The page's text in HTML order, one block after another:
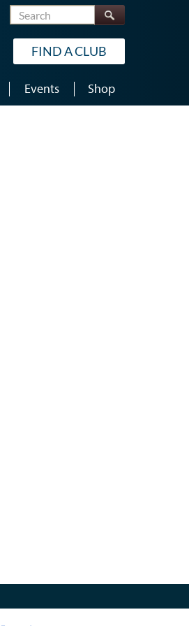
Search
FIND A CLUB
Events Shop